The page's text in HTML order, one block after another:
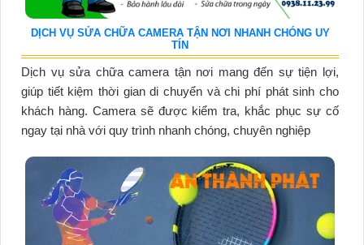
DỊCH VỤ SỬA CHỮA CAMERA TẬN NƠI NHANH CHÓNG UY
TÍN
Dịch vụ sửa chữa camera tận nơi mang đến sự tiện lợi,
giúp tiết kiệm thời gian di chuyển và chi phí phát sinh cho
khách hàng. Camera sẽ được kiểm tra, khắc phục sự cố
ngay tại nhà với quy trình nhanh chóng, chuyên nghiệp